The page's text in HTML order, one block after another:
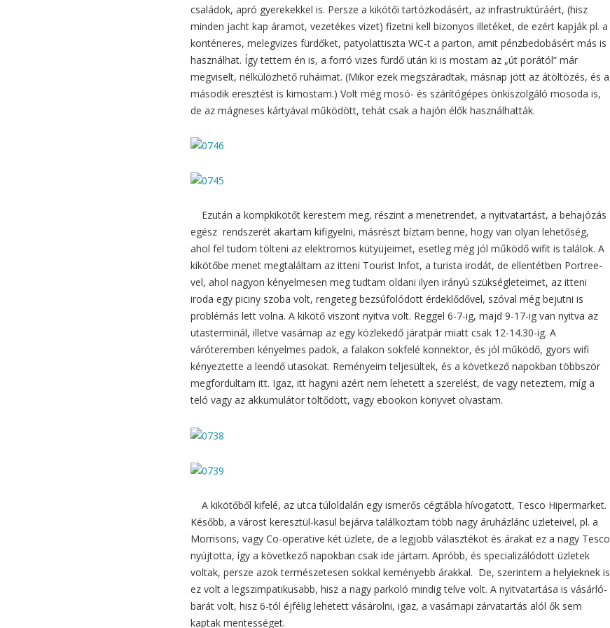
családok, apró gyerekekkel is. Persze a kikötői tartózkodásért, az infrastruktúráért, (hisz
minden jacht kap áramot, vezetékes vizet) fizetni kell bizonyos illetéket, de ezért kapják pl. a
konténeres, melegvizes fürdőket, patyolattiszta WC-t a parton, amit pénzbedobásért más is
használhat. Így tettem én is, a forró vizes fürdő után ki is mostam az „út porától” már
megviselt, nélkülözhető ruháimat. (Mikor ezek megszáradtak, másnap jött az átöltözés, és a
második eresztést is kimostam.) Volt még mosó- és szárítógépes önkiszolgáló mosoda is,
de az mágneses kártyával működött, tehát csak a hajón élők használhatták.
Ezután a kompkikötőt kerestem meg, részint a menetrendet, a nyitvatartást, a behajózás
egész rendszerét akartam kifigyelni, másrészt bíztam benne, hogy van olyan lehetőség,
ahol fel tudom tölteni az elektromos kütyüjeimet, esetleg még jól működő wifit is találok. A
kikötőbe menet megtaláltam az itteni Tourist Infot, a turista irodát, de ellentétben Portree-
vel, ahol nagyon kényelmesen meg tudtam oldani ilyen irányú szükségleteimet, az itteni
iroda egy piciny szoba volt, rengeteg bezsúfolódott érdeklődővel, szóval még bejutni is
problémás lett volna. A kikötő viszont nyitva volt. Reggel 6-7-ig, majd 9-17-ig van nyitva az
utasterminál, illetve vasárnap az egy közlekedő járatpár miatt csak 12-14.30-ig. A
váróteremben kényelmes padok, a falakon sokfelé konnektor, és jól működő, gyors wifi
kényeztette a leendő utasokat. Reményeim teljesültek, és a következő napokban többször
megfordultam itt. Igaz, itt hagyni azért nem lehetett a szerelést, de vagy neteztem, míg a
teló vagy az akkumulátor töltődött, vagy ebookon könyvet olvastam.
A kikötőből kifelé, az utca túloldalán egy ismerős cégtábla hívogatott, Tesco Hipermarket.
Később, a várost keresztül-kasul bejárva találkoztam több nagy áruházlánc üzleteivel, pl. a
Morrisons, vagy Co-operative két üzlete, de a legjobb választékot és árakat ez a nagy Tesco
nyújtotta, így a következő napokban csak ide jártam. Apróbb, és specializálódott üzletek
voltak, persze azok természetesen sokkal keményebb árakkal. De, szerintem a helyieknek is
ez volt a legszimpatikusabb, hisz a nagy parkoló mindig telve volt. A nyitvatartása is vásárló-
barát volt, hisz 6-tól éjfélig lehetett vásárolni, igaz, a vasárnapi zárvatartás alól ők sem
kaptak mentességet.